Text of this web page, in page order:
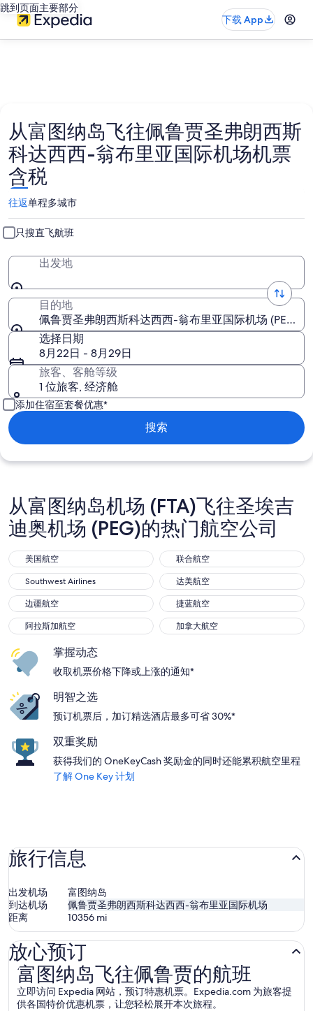
跳到页面主要部分
下载 App
从富图纳岛飞往佩鲁贾圣弗朗西斯
科达西西-翁布里亚国际机场机票
含税
往返单程多城市
只搜直飞航班
出发地
目的地
佩鲁贾圣弗朗西斯科达西西-翁布里亚国际机场 (PEG)
选择日期
8月22日 - 8月29日
旅客、客舱等级
1 位旅客, 经济舱
添加住宿至套餐优惠*
搜索
从富图纳岛机场 (FTA)飞往圣埃吉
迪奥机场 (PEG)的热门航空公司
美国航空
美国航空 联合航空
联合航空
Southwest Airlines
Southwest Airlines 达美航空
达美航空
边疆航空
边疆航空 捷蓝航空
捷蓝航空
阿拉斯加航空
阿拉斯加航空 加拿大航空
加拿大航空
掌握动态
收取机票价格下降或上涨的通知*
明智之选
预订机票后，加订精选酒店最多可省 30%*
双重奖励
获得我们的 OneKeyCash 奖励金的同时还能累积航空里程
了解 One Key 计划
旅行信息
出发机场
富图纳岛
到达机场
佩鲁贾圣弗朗西斯科达西西-翁布里亚国际机场
距离
10356 mi
放心预订
富图纳岛飞往佩鲁贾的航班
立即访问 Expedia 网站，预订特惠机票。Expedia.com 为旅客提
供各国特价优惠机票，让您轻松展开本次旅程。
富图纳岛飞往佩鲁贾的航班